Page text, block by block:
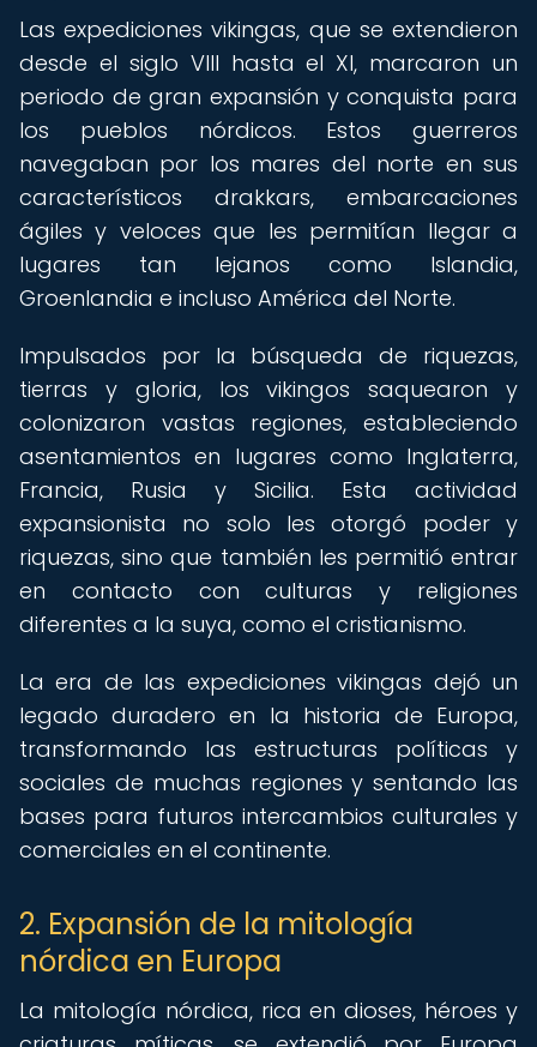
Las expediciones vikingas, que se extendieron
desde el siglo VIII hasta el XI, marcaron un
periodo de gran expansión y conquista para
los pueblos nórdicos. Estos guerreros
navegaban por los mares del norte en sus
característicos drakkars, embarcaciones
ágiles y veloces que les permitían llegar a
lugares tan lejanos como Islandia,
Groenlandia e incluso América del Norte.
Impulsados por la búsqueda de riquezas,
tierras y gloria, los vikingos saquearon y
colonizaron vastas regiones, estableciendo
asentamientos en lugares como Inglaterra,
Francia, Rusia y Sicilia. Esta actividad
expansionista no solo les otorgó poder y
riquezas, sino que también les permitió entrar
en contacto con culturas y religiones
diferentes a la suya, como el cristianismo.
La era de las expediciones vikingas dejó un
legado duradero en la historia de Europa,
transformando las estructuras políticas y
sociales de muchas regiones y sentando las
bases para futuros intercambios culturales y
comerciales en el continente.
2. Expansión de la mitología
nórdica en Europa
La mitología nórdica, rica en dioses, héroes y